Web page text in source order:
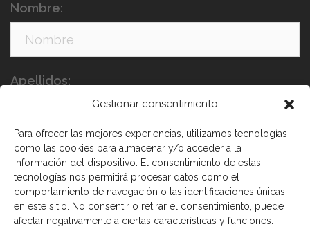
Gestionar consentimiento
Para ofrecer las mejores experiencias, utilizamos tecnologías
como las cookies para almacenar y/o acceder a la
información del dispositivo. El consentimiento de estas
tecnologías nos permitirá procesar datos como el
comportamiento de navegación o las identificaciones únicas
en este sitio. No consentir o retirar el consentimiento, puede
afectar negativamente a ciertas características y funciones.
Nombre:
Apellidos:
He leído y acepto los términos y condiciones